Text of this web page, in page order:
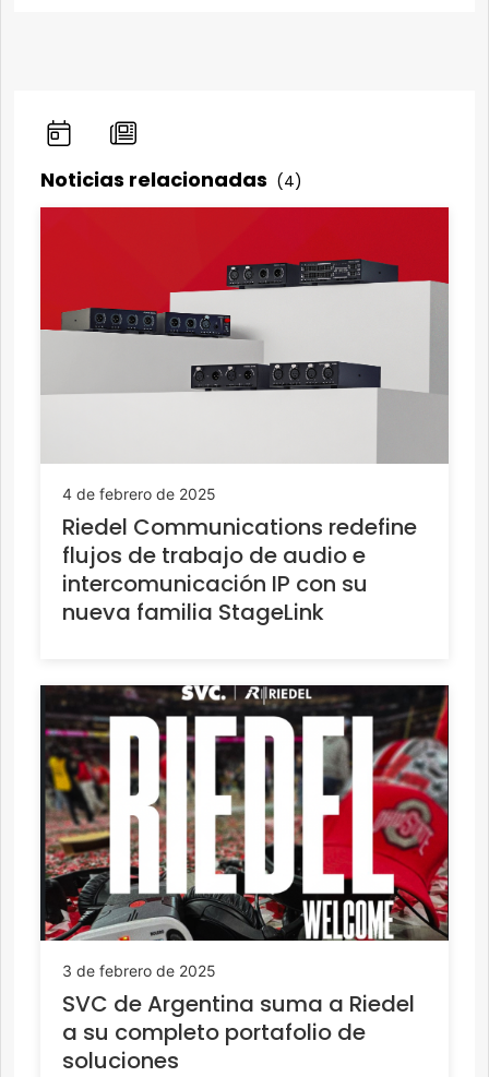
Noticias relacionadas (4)
4 de febrero de 2025
Riedel Communications redefine
flujos de trabajo de audio e
intercomunicación IP con su
nueva familia StageLink
3 de febrero de 2025
SVC de Argentina suma a Riedel
a su completo portafolio de
soluciones